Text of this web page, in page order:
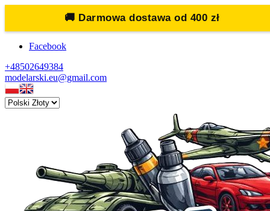
🚚 Darmowa dostawa od 400 zł
Facebook
+48502649384
modelarski.eu@gmail.com